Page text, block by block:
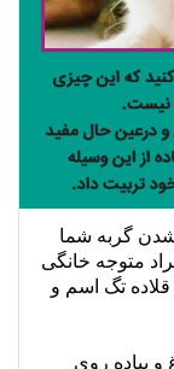
شدن گربه شما
متوجه خانگی
تگ اسم و
پیاده روی